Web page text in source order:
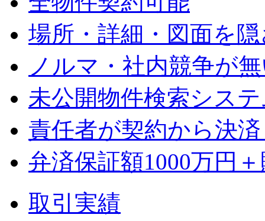
場所・詳細・図面を
ノルマ・社内競争が
未公開物件検索シス
責任者が契約から決
弁済保証額1000万円
取引実績